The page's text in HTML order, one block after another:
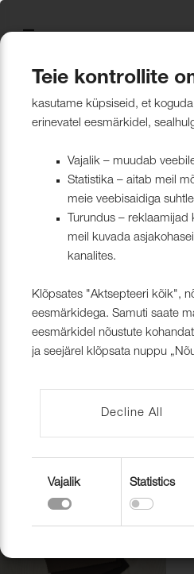
Kattematerjalid
Kardinad
Paadid ja markiisid
Tehnilised kangad
Tööriistad ja tarvikud
Muu
Kollektsioonist
Nahk
Wooly, Margrethe &
Lillehammer
Surf & Wave
CH24
Kümblustünn
Disainivilla Läänerannikul
Blackstone steakhouse
Kattegatt Gümnaasium
Can Can Pizza
Restoranikett Grill
Scandic Laholmen
ISO 26000:2021
UUS! Disain kangas
Blend – kanga lugu meie
ühisest tugevusest
Bluebell – loodusest ja
Nevotex Narva OÜ
Manufacturing Efficiency
Tootmine
Tere
Scandinavian
Vaata tooteid
Teie kontrollite
kasutame küpsiseid, et
erinevatel eesmärkidel,
Vajalik – muudab
Statistika – aitab meil
meie veebisaidiga
Turundus –
meil kuvada
kanalites.
Klõpsates "Aktsepteeri kõik",
eesmärkidega. Samuti saate
eesmärkidel nõustute
ja seejärel klõpsata nuppu
Decline All
Vajalik Statistics